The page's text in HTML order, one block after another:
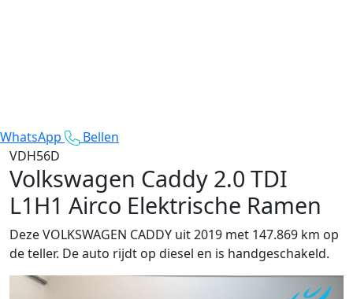
WhatsApp
Bellen
VDH56D
Volkswagen Caddy 2.0 TDI
L1H1 Airco Elektrische Ramen
Deze VOLKSWAGEN CADDY uit 2019 met 147.869 km op
de teller. De auto rijdt op diesel en is handgeschakeld.